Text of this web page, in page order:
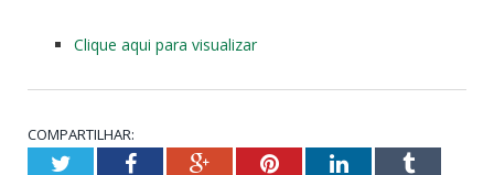
Clique aqui para visualizar
COMPARTILHAR:
TwitterFacebookGoogle+PinterestLinkedInTumblr